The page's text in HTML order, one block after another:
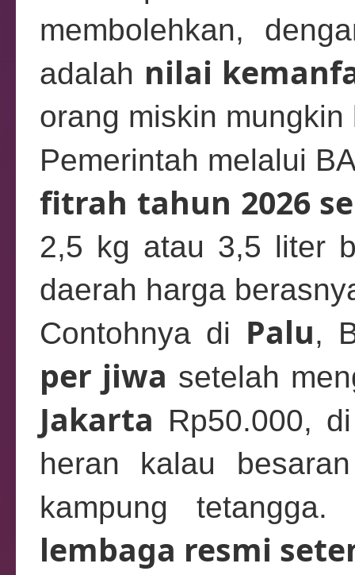
membolehkan,
adalah nilai
orang miskin
Pemerintah melalui
fitrah tahun 2026
2,5 kg atau 3,5 liter
daerah harga
Contohnya di Palu,
per jiwa setelah
Jakarta Rp50.000,
heran kalau
kampung
lembaga resmi